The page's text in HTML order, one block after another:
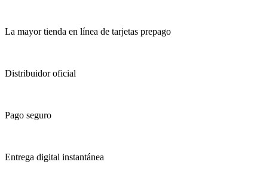
La mayor tienda en línea de tarjetas prepago
Distribuidor oficial
Pago seguro
Entrega digital instantánea